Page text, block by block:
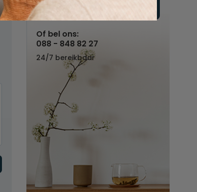
Vul hier uw wensen in
Of bel ons:
088 - 848 82 27
24/7 bereikbaar